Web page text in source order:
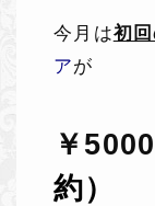
今月は初
アが
￥
約）